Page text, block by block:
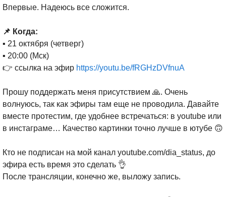
Впервые. Надеюсь все сложится.
📌 Когда:
▪️ 21 октября (четверг)
▪️ 20:00 (Мск)
👉 ссылка на эфир https://youtu.be/fRGHzDVfnuA
Прошу поддержать меня присутствием 🙏. Очень
волнуюсь, так как эфиры там еще не проводила. Давайте
вместе протестим, где удобнее встречаться: в youtube или
в инстаграме… Качество картинки точно лучше в ютубе 🙃
Кто не подписан на мой канал youtube.com/dia_status, до
эфира есть время это сделать 👌
После трансляции, конечно же, выложу запись.